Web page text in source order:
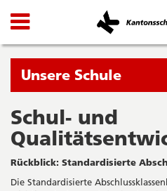
Kanton
Solothurn
Wichtige
Seiten
Startseite
Hauptnavigation
Inhalt
Suche
Navigation
und
Suche
Navigation
Sie
befinden
sich
gerade
in:
Unsere Schule
Schul- und
Rückblick: Standardisierte
Die Standardisierte